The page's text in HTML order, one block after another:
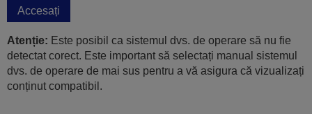
Accesați
Atenție: Este posibil ca sistemul dvs. de operare să nu fie
detectat corect. Este important să selectați manual sistemul
dvs. de operare de mai sus pentru a vă asigura că vizualizați
conținut compatibil.